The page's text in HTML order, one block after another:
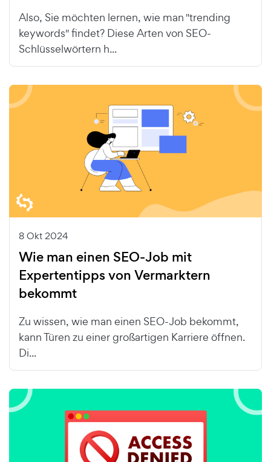
Also, Sie möchten lernen, wie man "trending
keywords" findet? Diese Arten von SEO-
Schlüsselwörtern h...
8 Okt 2024
Wie man einen SEO-Job mit
Expertentipps von Vermarktern
bekommt
Zu wissen, wie man einen SEO-Job bekommt,
kann Türen zu einer großartigen Karriere öffnen.
Di...